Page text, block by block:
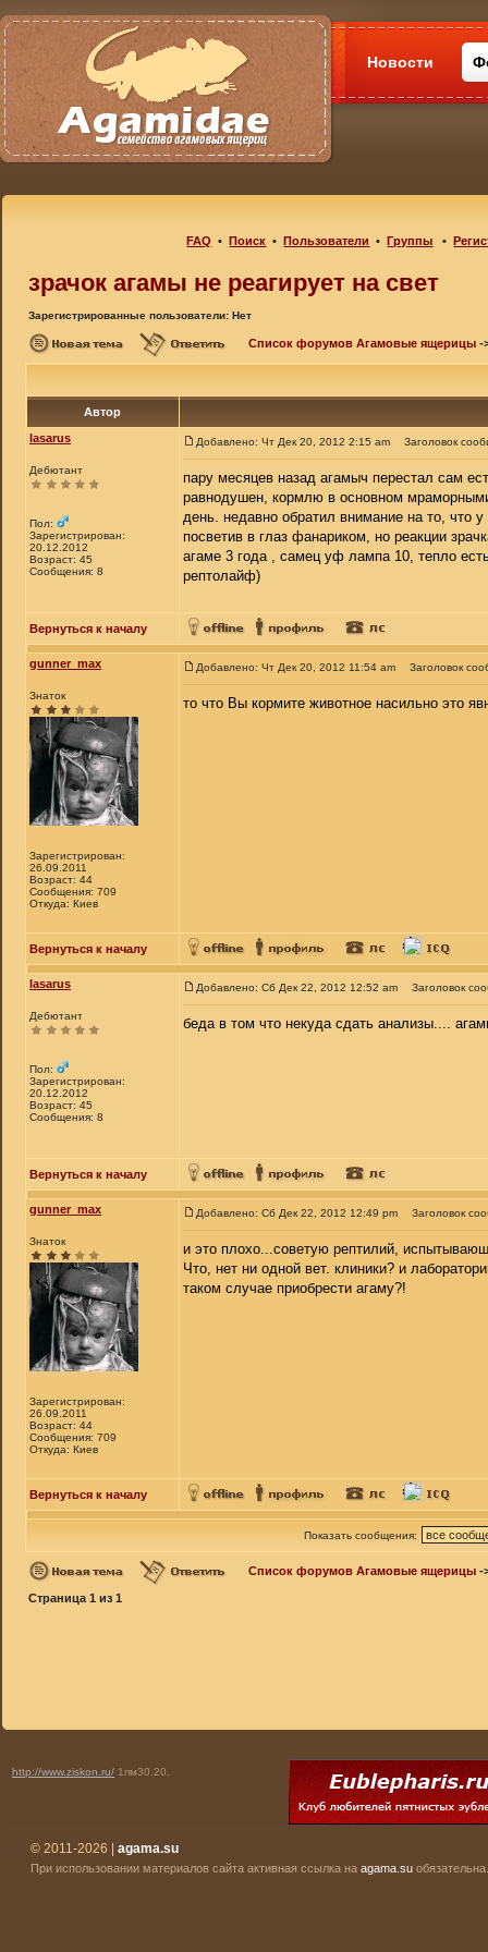
Новости
FAQ •Поиск •Пользователи •Группы •
зрачок агамы не реагирует на свет
Зарегистрированные пользователи: Нет
Список форумов Агамовые ящерицы -
Автор
lasarus
Дебютант
Пол:
Зарегистрирован:
20.12.2012
Возраст: 45
Сообщения: 8
Добавлено: Чт Дек 20, 2012 2:15 am Заголовок
пару месяцев назад агамыч перестал сам
равнодушен, кормлю в основном
день. недавно обратил внимание на то, что
посветив в глаз фанариком, но реакции
агаме 3 года , самец уф лампа 10, тепло
рептолайф)
Вернуться к началу
gunner_max
Знаток
Зарегистрирован:
26.09.2011
Возраст: 44
Сообщения: 709
Откуда: Киев
Добавлено: Чт Дек 20, 2012 11:54 am Заголовок
то что Вы кормите животное насильно это
Вернуться к началу
lasarus
Дебютант
Пол:
Зарегистрирован:
20.12.2012
Возраст: 45
Сообщения: 8
Добавлено: Сб Дек 22, 2012 12:52 am Заголовок
беда в том что некуда сдать анализы....
Вернуться к началу
gunner_max
Знаток
Зарегистрирован:
26.09.2011
Возраст: 44
Сообщения: 709
Откуда: Киев
Добавлено: Сб Дек 22, 2012 12:49 pm Заголовок
и это плохо...советую рептилий,
Что, нет ни одной вет. клиники? и
таком случае приобрести агаму?!
Вернуться к началу
Показать сообщения:
Список форумов Агамовые ящерицы -
Страница 1 из 1
http://www.ziskon.ru/ 1пм30.20.
© 2011-2026 | agama.su
При использовании материалов сайта активная ссылка на agama.su обязательна.